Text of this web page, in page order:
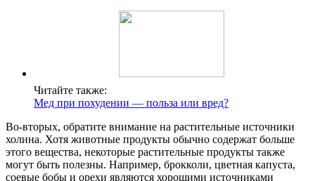
Читайте также:
Мед при похудении — польза или вред?
Во-вторых, обратите внимание на растительные источники
холина. Хотя животные продукты обычно содержат больше
этого вещества, некоторые растительные продукты также
могут быть полезны. Например, брокколи, цветная капуста,
соевые бобы и орехи являются хорошими источниками